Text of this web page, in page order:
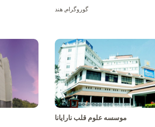
گوروگرام,هند
موسسه علوم قلب نارایانا